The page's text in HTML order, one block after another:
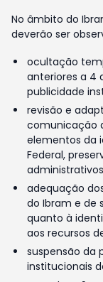
No âmbito do
deverão ser
ocultação
anteriores a 4
publicidade
revisão e
comunicação
elementos da
Federal,
adequação
do Ibram e de
quanto à
aos recursos
suspensão da
institucionais